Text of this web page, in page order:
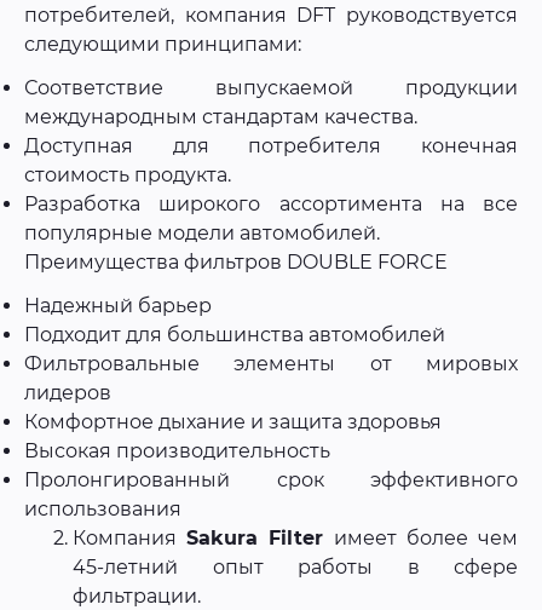
потребителей, компания DFT руководствуется
следующими принципами:
Соответствие выпускаемой продукции
международным стандартам качества.
Доступная для потребителя конечная
стоимость продукта.
Разработка широкого ассортимента на все
популярные модели автомобилей.
Преимущества фильтров DOUBLE FORCE
Надежный барьер
Подходит для большинства автомобилей
Фильтровальные элементы от мировых
лидеров
Комфортное дыхание и защита здоровья
Высокая производительность
Пролонгированный срок эффективного
использования
КомпанияSakura Filter имеет более чем
45-летний опыт работы в сфере
фильтрации.